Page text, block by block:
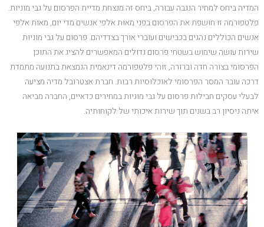
המדיה ביחס למחיר הנגבה עבורה, ביחס זה מנצחת מדיית הפרסום על גבי מוניות.
פלטפורמה זו חושפת את הפרסום בפני מאות אלפי אנשים מדי יום, מאות אלפי
אנשים הכוללים נהגים בכבישים ועוברי אורך בצדדיהם. פרסום על גבי מוניות
שירות עושה שימוש בשטחי פרסום גדולים המאפשרים להציג את התוכן
הפרסומי בצורה חדה וברורה, זוהי פלטפורמה דינאמית הנמצאת בתנועה מתמדת
דרכה עובר המסר הפרסומי לאוכלוסיות רבות. חברת אצטרובל מדיה מציעה
לבעלי עסקים חבילות פרסום על גבי מוניות במחירים כדאיים, החברה מביאה
איתה ניסיון רב בשנים תוך שירות איכותי של לקוחותיה.